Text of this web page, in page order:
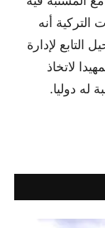
أنه
التابع لإدارة
لاتخاذ
له دوليا.